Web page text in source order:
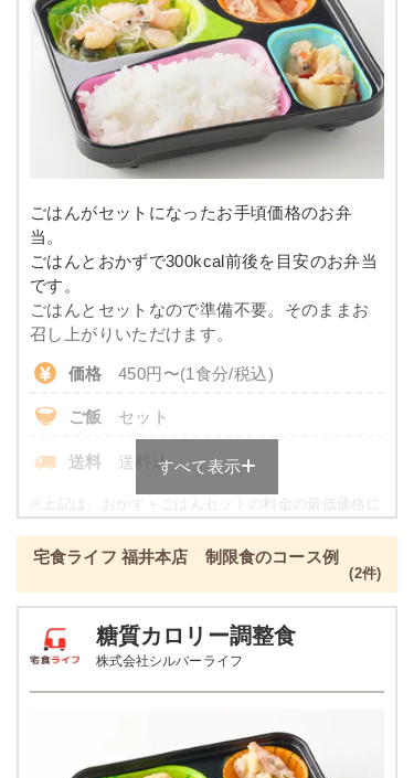
※メニューの補足
-
豆腐ハンバーグの甘酢あんかけ
こんにゃくと春菊の甘辛煮
カニ風味サラダ
竹輪と野菜の胡麻よごし
栄養素
-
※メニューの補足
-
※ その他備考
メニューは日替わりです（メニューは一例です）
塩分 -
タンパク質
脂質 -
糖質 -
カリウム
コレステロール
彩り旬菜のメニュー例
サバの味噌だれがけ
ほうれん草のベーコン和え
豆腐の柚子あんかけ
栄養素
-
※メニューの補足
-
豆腐おろしハンバーグ
彩りごまサラダ
ごはんがセットになったお手頃価格のお弁
当。
ごはんとおかずで300kcal前後を目安のお弁当
です。
ごはんとセットなので準備不要。そのままお
召し上がりいただけます。
価格 450円〜(1食分/税込)
ご飯 セット
送料 送料込
※
上記は、おかず＋ごはんセットの料金の最低価格に
彩り旬菜プラスの栄養素例
品数 2～3品
カロリー 329kcal
タンパク質 12.1g
すべて表示
宅食ライフ 福井本店 制限食のコース例
(2件)
糖質カロリー調整食
株式会社シルバーライフ